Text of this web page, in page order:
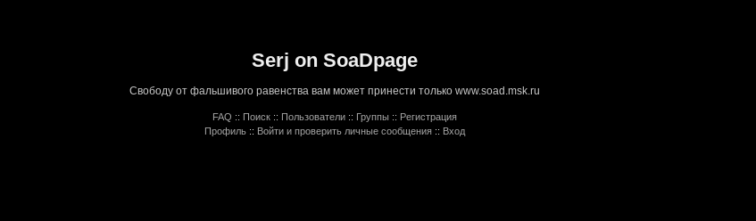
Serj on SoaDpage
Свободу от фальшивого равенства вам может принести только www.soad.msk.ru
FAQ :: Поиск :: Пользователи :: Группы :: Регистрация
Профиль :: Войти и проверить личные сообщения :: Вход